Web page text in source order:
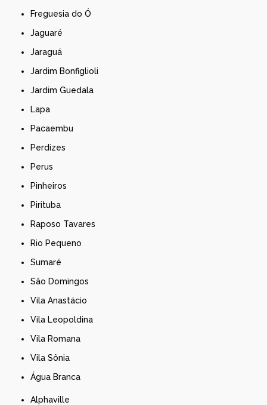
Freguesia do Ó
Jaguaré
Jaraguá
Jardim Bonfiglioli
Jardim Guedala
Lapa
Pacaembu
Perdizes
Perus
Pinheiros
Pirituba
Raposo Tavares
Rio Pequeno
Sumaré
São Domingos
Vila Anastácio
Vila Leopoldina
Vila Romana
Vila Sônia
Água Branca
Alphaville